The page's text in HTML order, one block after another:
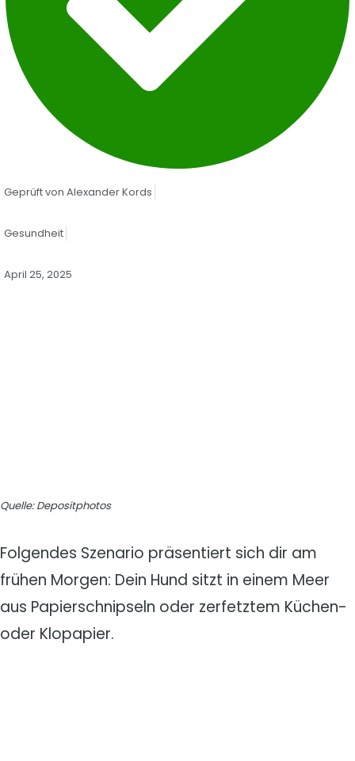
Geprüft von Alexander Kords
Gesundheit
April 25, 2025
Quelle: Depositphotos
Folgendes Szenario präsentiert sich dir am
frühen Morgen: Dein Hund sitzt in einem Meer
aus Papierschnipseln oder zerfetztem Küchen-
oder Klopapier.